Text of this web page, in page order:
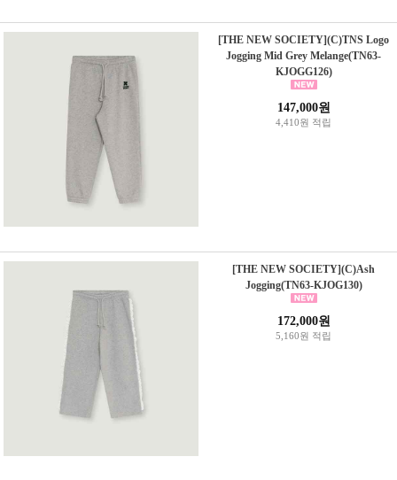
[THE NEW SOCIETY](C)TNS Logo
Jogging Mid Grey Melange(TN63-
KJOGG126)
147,000원
4,410원 적립
[THE NEW SOCIETY](C)Ash
Jogging(TN63-KJOG130)
172,000원
5,160원 적립